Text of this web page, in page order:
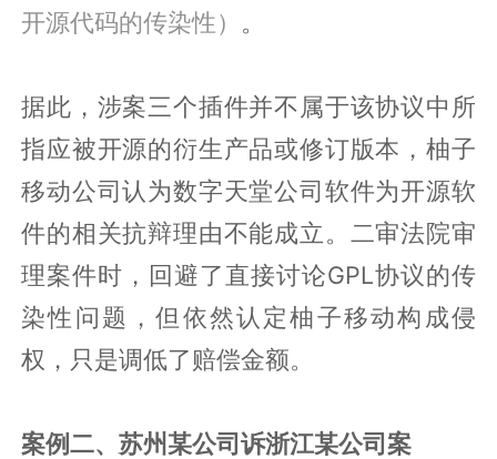
开源代码的传染性） 。
据此，涉案三个插件并不属于该协议中所
指应被开源的衍生产品或修订版本，柚子
移动公司认为数字天堂公司软件为开源软
件的相关抗辩理由不能成立。二审法院审
理案件时，回避了直接讨论GPL协议的传
染性问题，但依然认定柚子移动构成侵
权，只是调低了赔偿金额。
案例二、苏州某公司诉浙江某公司案